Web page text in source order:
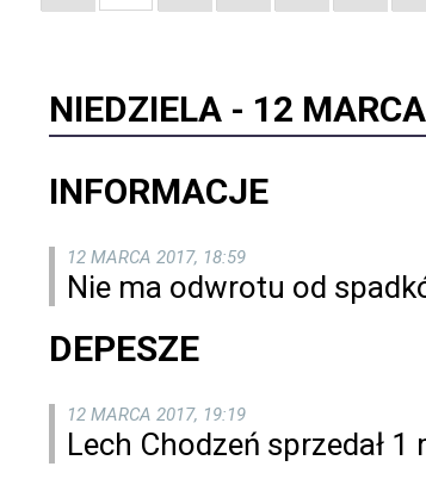
NIEDZIELA - 12
INFORMACJE
12 MARCA 2017, 18:59
Nie ma odwrotu od
DEPESZE
12 MARCA 2017, 19:19
Lech Chodzeń sprzedał